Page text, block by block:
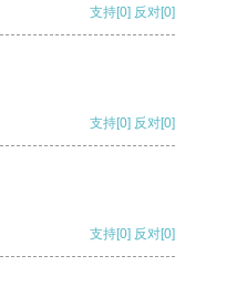
支持[0] 反对[0]
支持[0] 反对[0]
支持[0] 反对[0]